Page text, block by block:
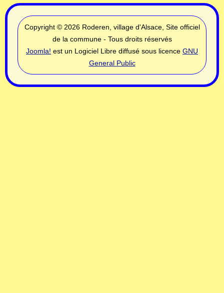
Copyright © 2026 Roderen, village d'Alsace, Site officiel
de la commune - Tous droits réservés
Joomla! est un Logiciel Libre diffusé sous licence GNU
General Public